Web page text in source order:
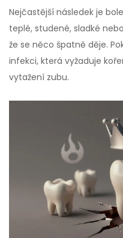
Nejčastější následek je
teplé, studené, sladké
že se něco špatně děje.
infekci, která vyžaduje
vytažení zubu.